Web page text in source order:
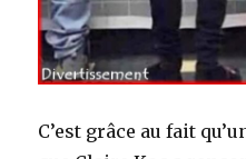
C’est grâce au fait